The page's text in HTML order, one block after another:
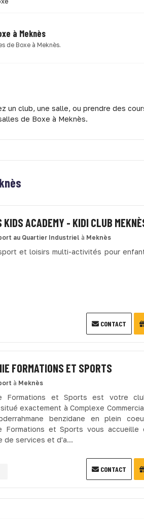
à Meknès
de Boxe à Meknès.
un club, une salle, ou prendre des
de Boxe à Meknès.
KIDS ACADEMY - KIDI CLUB
au Quartier Industriel à Meknès
et loisirs multi-activités pour
CONTACT
FORMATIONS ET SPORTS
à Meknès
Formations et Sports est votre
exactement à Complexe
benzidane‎ en plein
Formations et Sports vous
de services et d'a...
CONTACT